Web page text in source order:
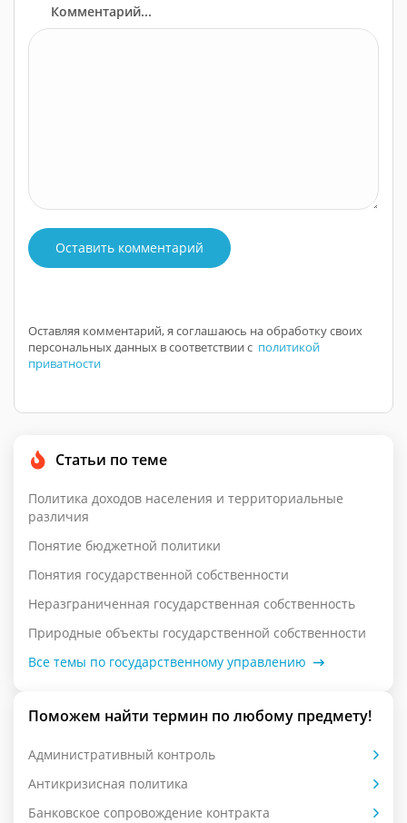
Комментарий...
Оставить комментарий
Оставляя комментарий, я соглашаюсь на обработку своих
персональных данных в соответствии с политикой
приватности
Статьи по теме
Политика доходов населения и территориальные
различия
Понятие бюджетной политики
Понятия государственной собственности
Неразграниченная государственная собственность
Природные объекты государственной собственности
Все темы по государственному управлению
Поможем найти термин по любому предмету!
Административный контроль
Антикризисная политика
Банковское сопровождение контракта